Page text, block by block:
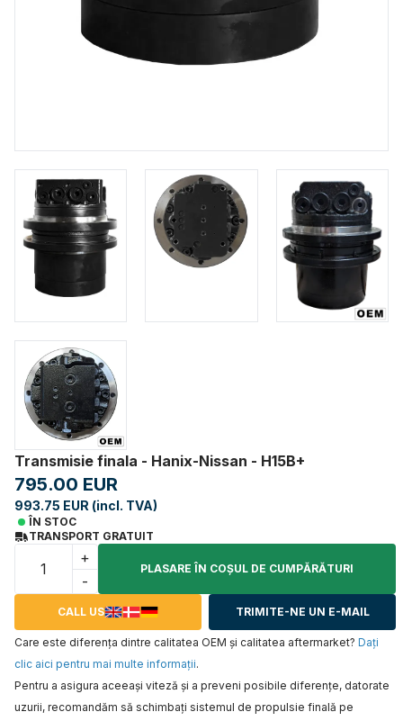
Transmisie finala - Hanix-Nissan - H15B+
795.00 EUR
993.75 EUR (incl. TVA)
ÎN STOC
TRANSPORT GRATUIT
+
-
PLASARE ÎN COŞUL DE CUMPĂRĂTURI
CALL US TRIMITE-NE UN E-MAIL
Care este diferența dintre calitatea OEM și calitatea aftermarket? Daţi
clic aici pentru mai multe informaţii.
Pentru a asigura aceeaşi viteză şi a preveni posibile diferenţe, datorate
uzurii, recomandăm să schimbaţi sistemul de propulsie finală pe